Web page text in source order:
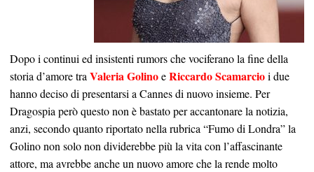
Dopo i continui ed insistenti rumors che vociferano la fine della
storia d’amore traValeria GolinoeRiccardo Scamarcioi due
hanno deciso di presentarsi a Cannes di nuovo insieme. Per
Dragospia però questo non è bastato per accantonare la notizia,
anzi, secondo quanto riportato nella rubrica “Fumo di Londra” la
Golino non solo non dividerebbe più la vita con l’affascinante
attore, ma avrebbe anche un nuovo amore che la rende molto